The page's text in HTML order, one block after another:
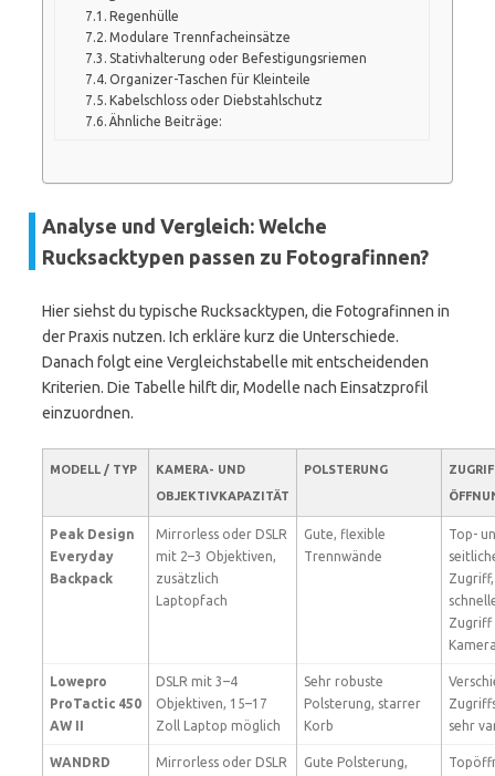
Regenhülle
Modulare Trennfacheinsätze
Stativhalterung oder Befestigungsriemen
Organizer-Taschen für Kleinteile
Kabelschloss oder Diebstahlschutz
Ähnliche Beiträge:
Analyse und Vergleich: Welche
Rucksacktypen passen zu Fotografinnen?
Hier siehst du typische Rucksacktypen, die Fotografinnen in
der Praxis nutzen. Ich erkläre kurz die Unterschiede.
Danach folgt eine Vergleichstabelle mit entscheidenden
Kriterien. Die Tabelle hilft dir, Modelle nach Einsatzprofil
einzuordnen.
MODELL / TYP
KAMERA- UND
OBJEKTIVKAPAZITÄT
POLSTERUNG
Peak Design
Everyday
Backpack
Mirrorless oder DSLR
mit 2–3 Objektiven,
zusätzlich
Laptopfach
Gute, flexible
Trennwände
Top-
Zugriff,
Zugriff
Lowepro
ProTactic 450
AW II
DSLR mit 3–4
Objektiven, 15–17
Zoll Laptop möglich
Sehr robuste
Polsterung, starrer
Korb
sehr
WANDRD
Mirrorless oder DSLR
Gute Polsterung,